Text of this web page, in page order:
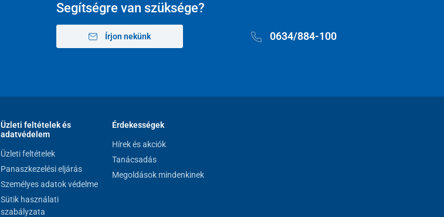
Segítségre van szüksége?
Írjon nekünk 0634/884-100
Üzleti feltételek és
adatvédelem
Üzleti feltételek
Panaszkezelési eljárás
Személyes adatok védelme
Sütik használati
szabályzata
Érdekességek
Hírek és akciók
Tanácsadás
Megoldások mindenkinek